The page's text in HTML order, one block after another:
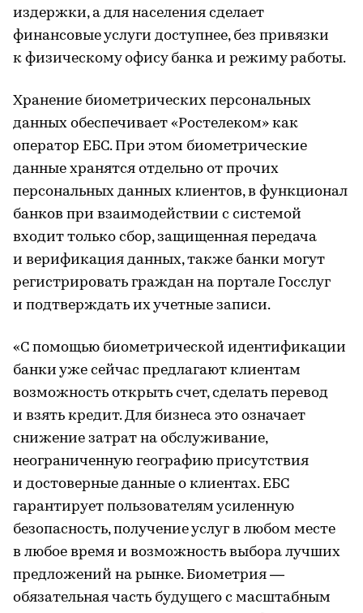
издержки, а для населения сделает
финансовые услуги доступнее, без привязки
к физическому офису банка и режиму работы.
Хранение биометрических персональных
данных обеспечивает «Ростелеком» как
оператор ЕБС. При этом биометрические
данные хранятся отдельно от прочих
персональных данных клиентов, в функционал
банков при взаимодействии с системой
входит только сбор, защищенная передача
и верификация данных, также банки могут
регистрировать граждан на портале Госслуг
и подтверждать их учетные записи.
«С помощью биометрической идентификации
банки уже сейчас предлагают клиентам
возможность открыть счет, сделать перевод
и взять кредит. Для бизнеса это означает
снижение затрат на обслуживание,
неограниченную географию присутствия
и достоверные данные о клиентах. ЕБС
гарантирует пользователям усиленную
безопасность, получение услуг в любом месте
в любое время и возможность выбора лучших
предложений на рынке. Биометрия —
обязательная часть будущего с масштабным